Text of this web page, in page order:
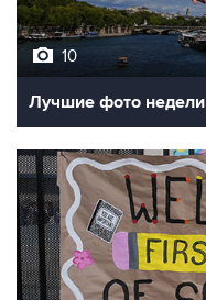
10
Лучшие фото недели